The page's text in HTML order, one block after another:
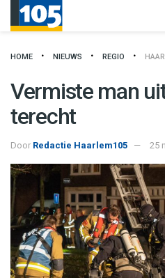
HOME NIEUWS REGIO
Vermiste man
terecht
Door Redactie Haarlem105 25